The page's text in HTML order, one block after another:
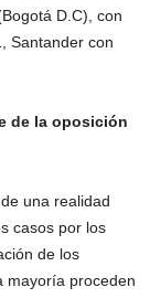
D.C), con
Santander con
de la oposición
una realidad
casos por los
de los
mayoría proceden